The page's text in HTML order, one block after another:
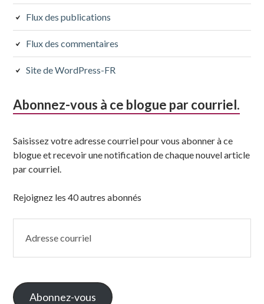
Flux des publications
Flux des commentaires
Site de WordPress-FR
Abonnez-vous à ce blogue par courriel.
Saisissez votre adresse courriel pour vous abonner à ce
blogue et recevoir une notification de chaque nouvel article
par courriel.
Rejoignez les 40 autres abonnés
courriel
Abonnez-vous